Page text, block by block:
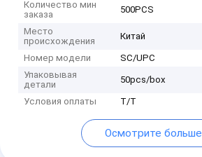
Количество мин
заказа
500PCS
Место
происхождения
Китай
Номер модели
SC/UPC
Упаковывая
детали
50pcs/box
Условия оплаты T/T
Осмотрите больше